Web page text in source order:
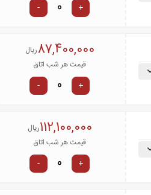
+
-
87,400,000ریال
قیمت هر شب اتاق
+
-
112,100,000ریال
قیمت هر شب اتاق
+
-